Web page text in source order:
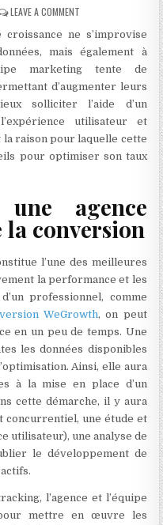
LEAVE A COMMENT ON COMMENT
ne s’improvise
mais également à
marketing tente de
d’augmenter leurs
solliciter l’aide d’un
utilisateur et
la raison pour laquelle cette
pour optimiser son taux
agence
la conversion
l’une des meilleures
la performance et les
professionnel, comme
WeGrowth, on peut
en un peu de temps. Une
les données disponibles
Ainsi, elle aura
à la mise en place d’un
cette démarche, il y aura
concurrentiel, une étude et
utilisateur), une analyse de
le développement de
l’agence et l’équipe
mettre en œuvre les